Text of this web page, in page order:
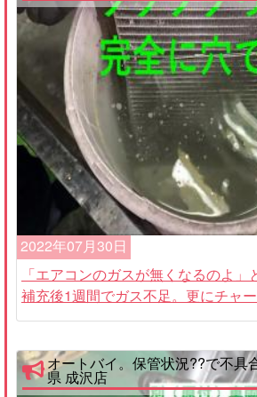
2022年07月30日
「エアコンのガスが無くなるのよ
補充後1週間でガス不足。更にチャ
オートバイ。保管状況??で不具
県 成沢店